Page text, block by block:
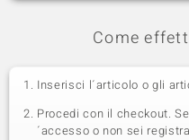
Come
Inserisci l´articolo o gli
Procedi con il checkout.
´accesso o non sei